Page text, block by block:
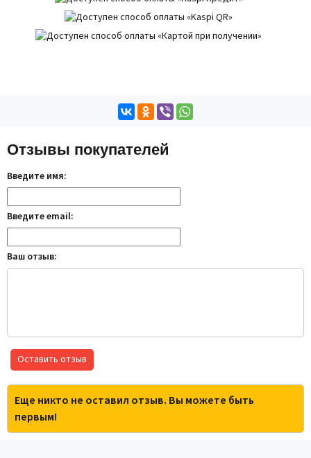
Отзывы покупателей
Введите имя:
Введите email:
Ваш отзыв:
Оставить отзыв
Еще никто не оставил отзыв. Вы можете быть
первым!